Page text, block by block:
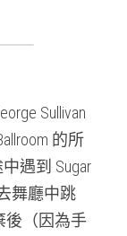
Sullivan
的所
遇到 Sugar
舞廳中跳
後（因為手